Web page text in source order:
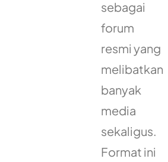
sebagai
forum
resmi yang
melibatkan
banyak
media
sekaligus.
Format ini